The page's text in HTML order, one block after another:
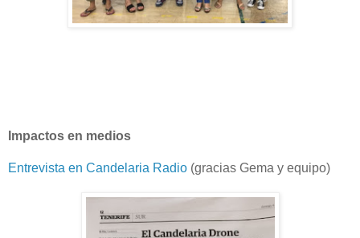
Impactos en medios
Entrevista en Candelaria Radio (gracias Gema y equipo)